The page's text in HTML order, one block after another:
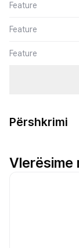
Feature
Feature
Feature
Përshkrimi
Vlerësime